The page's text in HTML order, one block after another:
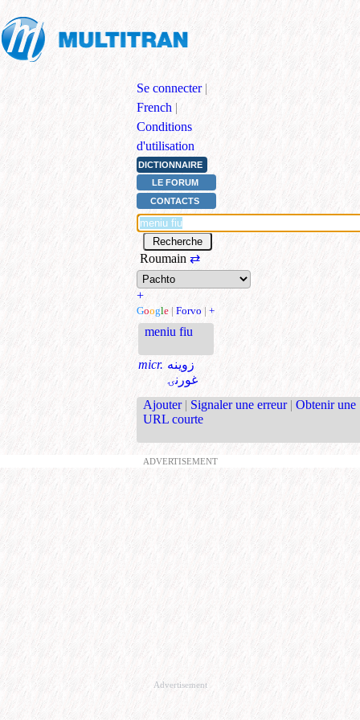
Se connecter |
French |
Conditions
d'utilisation
DICTIONNAIRE
LE FORUM
CONTACTS
Roumain ⇄
+
Google | Forvo | +
meniu fiu
micr. زوينه
غورنۍ
Ajouter | Signaler une erreur | Obtenir une
URL courte
ADVERTISEMENT
Advertisement